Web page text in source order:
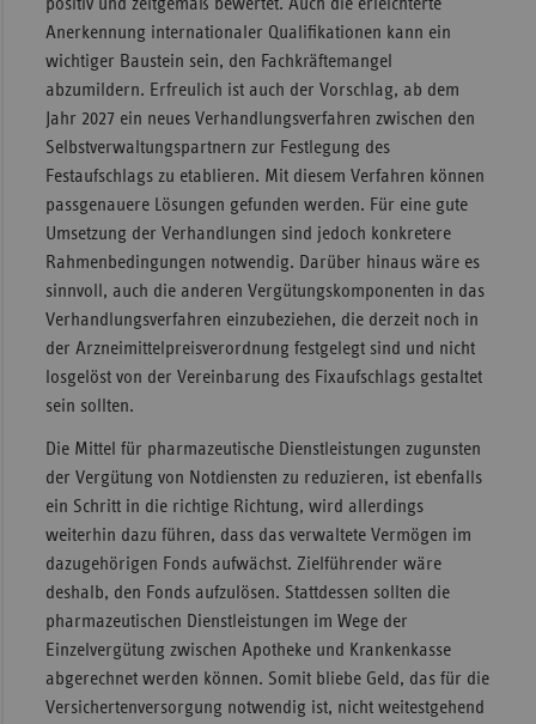
positiv und zeitgemäß bewertet. Auch die erleichterte
Anerkennung internationaler Qualifikationen kann ein
wichtiger Baustein sein, den Fachkräftemangel
abzumildern. Erfreulich ist auch der Vorschlag, ab dem
Jahr 2027 ein neues Verhandlungsverfahren zwischen den
Selbstverwaltungspartnern zur Festlegung des
Festaufschlags zu etablieren. Mit diesem Verfahren können
passgenauere Lösungen gefunden werden. Für eine gute
Umsetzung der Verhandlungen sind jedoch konkretere
Rahmenbedingungen notwendig. Darüber hinaus wäre es
sinnvoll, auch die anderen Vergütungskomponenten in das
Verhandlungsverfahren einzubeziehen, die derzeit noch in
der Arzneimittelpreisverordnung festgelegt sind und nicht
losgelöst von der Vereinbarung des Fixaufschlags gestaltet
sein sollten.
Die Mittel für pharmazeutische Dienstleistungen zugunsten
der Vergütung von Notdiensten zu reduzieren, ist ebenfalls
ein Schritt in die richtige Richtung, wird allerdings
weiterhin dazu führen, dass das verwaltete Vermögen im
dazugehörigen Fonds aufwächst. Zielführender wäre
deshalb, den Fonds aufzulösen. Stattdessen sollten die
pharmazeutischen Dienstleistungen im Wege der
Einzelvergütung zwischen Apotheke und Krankenkasse
abgerechnet werden können. Somit bliebe Geld, das für die
Versichertenversorgung notwendig ist, nicht weitestgehend